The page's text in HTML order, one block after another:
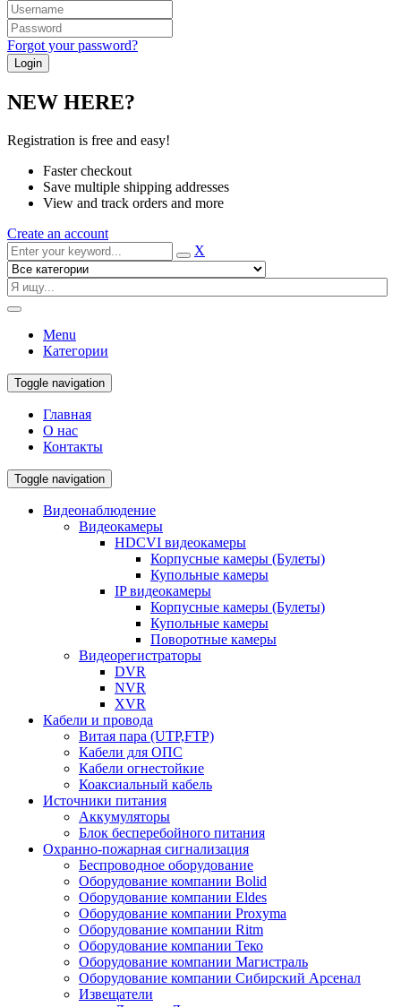
Forgot your password?
NEW HERE?
Registration is free and easy!
Faster checkout
Save multiple shipping addresses
View and track orders and more
Create an account
X
Menu
Категории
Toggle navigation
Главная
О нас
Контакты
Toggle navigation
Видеонаблюдение
Видеокамеры
HDCVI видеокамеры
Корпусные камеры (Булеты)
Купольные камеры
IP видеокамеры
Корпусные камеры (Булеты)
Купольные камеры
Поворотные камеры
Видеорегистраторы
DVR
NVR
XVR
Кабели и провода
Витая пара (UTP,FTP)
Кабели для ОПС
Кабели огнестойкие
Коаксиальный кабель
Источники питания
Аккумуляторы
Блок бесперебойного питания
Охранно-пожарная сигнализация
Беспроводное оборудование
Оборудование компании Bolid
Оборудование компании Eldes
Оборудование компании Proxyma
Оборудование компании Ritm
Оборудование компании Теко
Оборудование компании Магистраль
Оборудование компании Сибирский Арсенал
Извещатели